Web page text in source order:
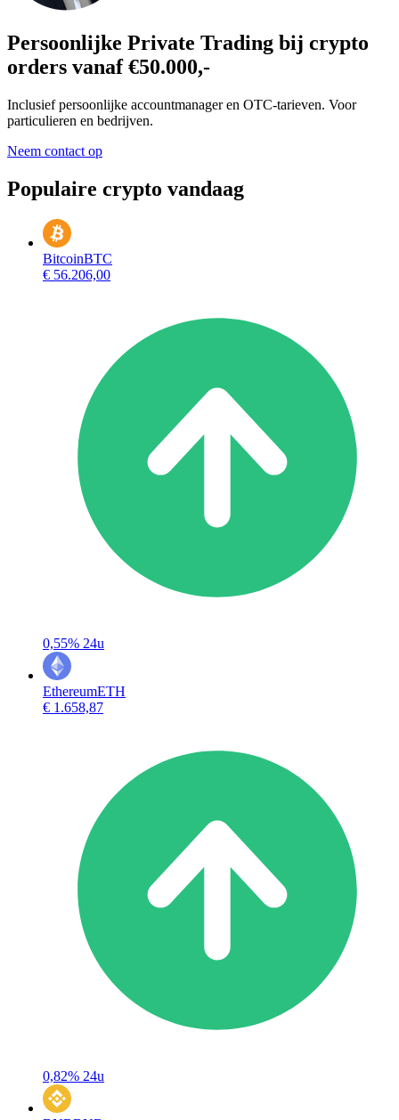
Persoonlijke Private Trading bij crypto
orders vanaf €50.000,-
Inclusief persoonlijke accountmanager en OTC-tarieven. Voor
particulieren en bedrijven.
Neem contact op
Populaire crypto vandaag
BitcoinBTC
€ 56.206,00
0,55% 24u
EthereumETH
€ 1.658,87
0,82% 24u